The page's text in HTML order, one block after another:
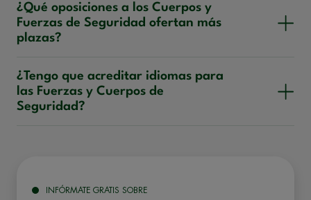
¿Qué oposiciones a los Cuerpos y
Fuerzas de Seguridad ofertan más
plazas?
¿Tengo que acreditar idiomas para
las Fuerzas y Cuerpos de
Seguridad?
INFÓRMATE GRATIS SOBRE